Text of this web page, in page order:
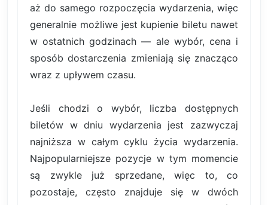
aż do samego rozpoczęcia wydarzenia, więc
generalnie możliwe jest kupienie biletu nawet
w ostatnich godzinach — ale wybór, cena i
sposób dostarczenia zmieniają się znacząco
wraz z upływem czasu.
Jeśli chodzi o wybór, liczba dostępnych
biletów w dniu wydarzenia jest zazwyczaj
najniższa w całym cyklu życia wydarzenia.
Najpopularniejsze pozycje w tym momencie
są zwykle już sprzedane, więc to, co
pozostaje, często znajduje się w dwóch